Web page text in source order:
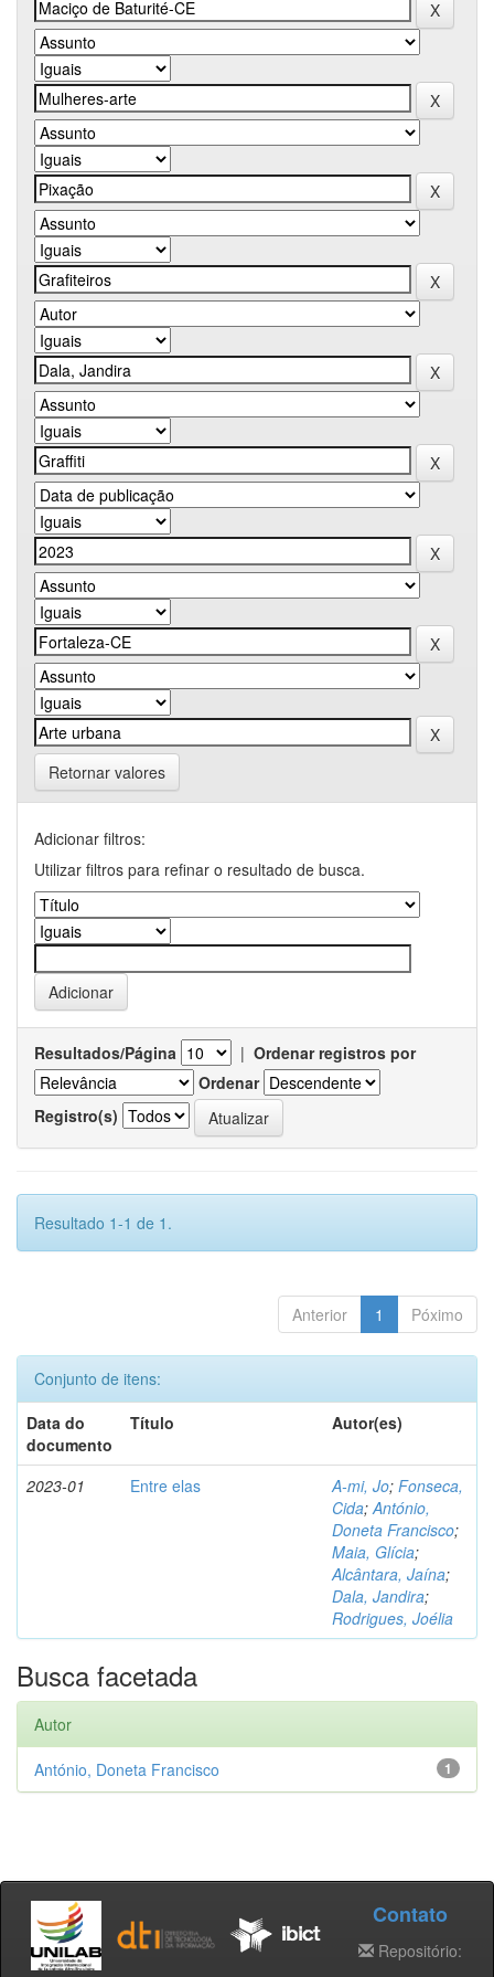
Retornar valores
Adicionar filtros:
Utilizar filtros para refinar o resultado de busca.
Resultados/Página | Ordenar registros por
Ordenar
Registro(s)
Resultado 1-1 de 1.
Anterior 1 Póximo
Conjunto de itens:
Data do
documento
Título Autor(es)
2023-01 Entre elas A-mi, Jo; Fonseca,
Cida;António,
Doneta Francisco;
Maia, Glícia;
Alcântara, Jaína;
Dala, Jandira;
Rodrigues, Joélia
Busca facetada
Autor
1
António, Doneta Francisco
Contato
Repositório: